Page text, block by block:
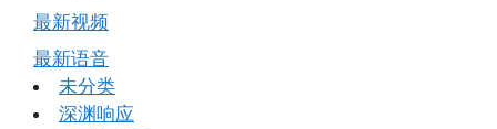
最新视频
最新语音
未分类
深渊响应